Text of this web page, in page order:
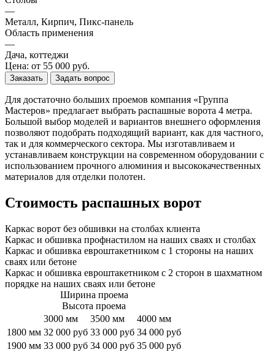
—
Металл, Кирпич, Пикс-панель
Область применения
—
Дача, коттеджи
Цена: от 55 000 руб.
Заказать Задать вопрос
Для достаточно больших проемов компания «Группа
Мастеров» предлагает выбрать распашные ворота 4 метра.
Большой выбор моделей и вариантов внешнего оформления
позволяют подобрать подходящий вариант, как для частного,
так и для коммерческого сектора. Мы изготавливаем и
устанавливаем конструкции на современном оборудовании с
использованием прочного алюминия и высококачественных
материалов для отделки полотен.
Стоимость распашных ворот
Каркас ворот без обшивки на столбах клиента
Каркас и обшивка профнастилом на наших сваях и столбах
Каркас и обшивка евроштакетником с 1 стороны на наших
сваях или бетоне
Каркас и обшивка евроштакетником с 2 сторон в шахматном
порядке на наших сваях или бетоне
Ширина проема
Высота проема
3000 мм
3500 мм
4000 мм
1800 мм 32 000 руб 33 000 руб 34 000 руб
1900 мм 33 000 руб 34 000 руб 35 000 руб